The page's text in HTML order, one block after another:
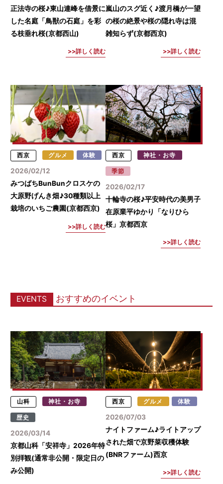
正法寺の桜♪東山連峰を借景に
した名庭「鳥獣の石庭」を彩
る枝垂れ桜(京都西山)
詳しく読む
嵐山のスグ近く♪渡月橋が一望
の桜の絶景や桜の隠れ寺は混
雑知らず(京都西京)
詳しく読む
西京 グルメ 体験
2026/02/12
みつばちBunBunクロスケの
大原野げんき畑♪30種類以上
栽培のいちご農園(京都西京)
詳しく読む
西京 神社・お寺
季節
2026/02/17
十輪寺の桜♪平安時代の美男子
在原業平ゆかり「なりひら
桜」京都西京
詳しく読む
EVENTS おすすめのイベント
山科 神社・お寺
歴史
2026/03/14
京都山科「安祥寺」2026年特
別拝観(通常非公開・限定日の
み公開)
西京 グルメ 体験
2026/07/03
ナイトファーム♪ライトアップ
された畑で京野菜収穫体験
(BNRファーム)西京
詳しく読む